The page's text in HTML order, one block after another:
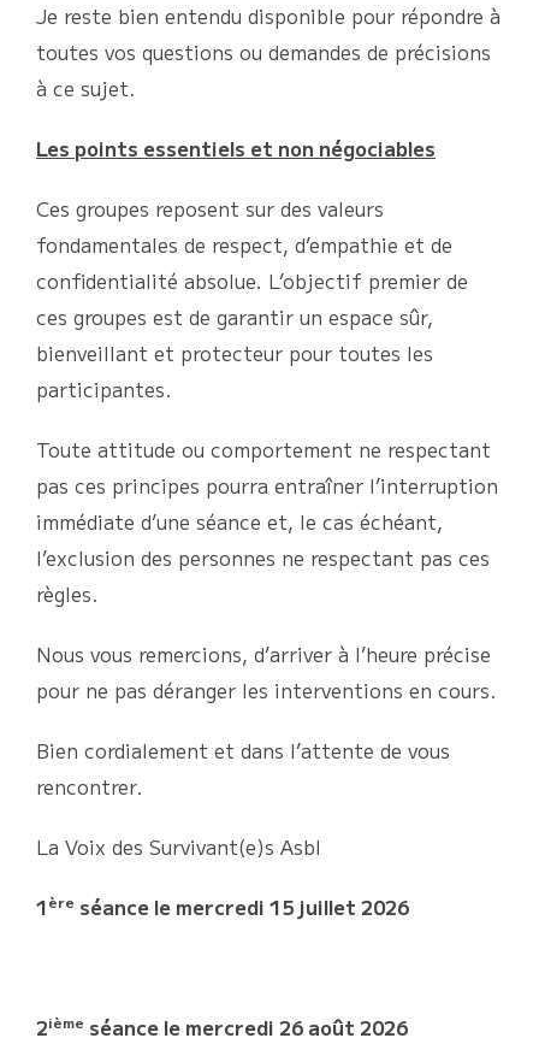
Je reste bien entendu disponible pour répondre à
toutes vos questions ou demandes de précisions
à ce sujet.
Les points essentiels et non négociables
Ces groupes reposent sur des valeurs
fondamentales de respect, d’empathie et de
confidentialité absolue. L’objectif premier de
ces groupes est de garantir un espace sûr,
bienveillant et protecteur pour toutes les
participantes.
Toute attitude ou comportement ne respectant
pas ces principes pourra entraîner l’interruption
immédiate d’une séance et, le cas échéant,
l’exclusion des personnes ne respectant pas ces
règles.
Nous vous remercions, d’arriver à l’heure précise
pour ne pas déranger les interventions en cours.
Bien cordialement et dans l’attente de vous
rencontrer.
La Voix des Survivant(e)s Asbl
1ère séance le mercredi 15 juillet 2026
2ième séance le mercredi 26 août 2026